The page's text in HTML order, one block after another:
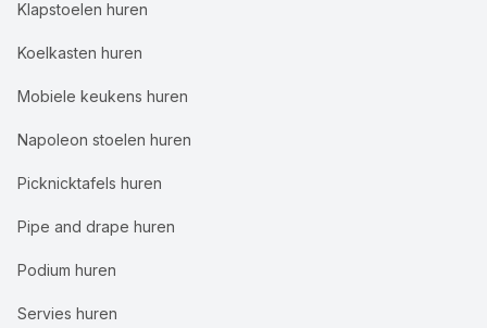
Klapstoelen huren
Koelkasten huren
Mobiele keukens huren
Napoleon stoelen huren
Picknicktafels huren
Pipe and drape huren
Podium huren
Servies huren